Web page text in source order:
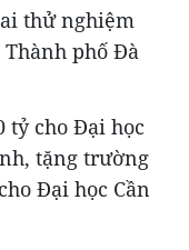
thử nghiệm
Thành phố Đà
tỷ cho Đại học
tặng trường
Đại học Cần